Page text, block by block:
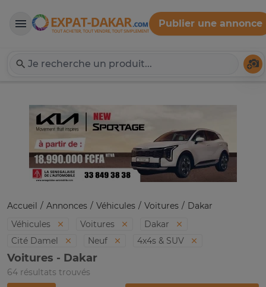
Expat-Dakar
Publier une annonce
Accueil Annonces Véhicules Voitures
Dakar
Véhicules
Voitures
Dakar
Cité Damel
Neuf 4x4s & SUV
Voitures - Dakar
64 résultats trouvés